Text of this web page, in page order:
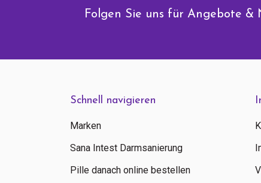
Folgen Sie uns für Angebote &
Schnell navigieren
Marken
Sana Intest Darmsanierung
Pille danach online bestellen